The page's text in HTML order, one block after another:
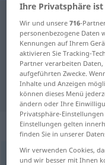
Deutsch-
Deutsch-
für
"Grundriss"
Grundrissm
Ihre Privatsphäre
Wir und unsere716-
personenbezogene Daten
Kennungen auf Ihrem
aktivieren Sie Tracking-
Partner verarbeiten
aufgeführten Zwecke.
Inhalte und Anzeigen
können dieses Menü
ändern oder Ihre
Privatsphäre-
Einstellungen gelten
finden Sie in unserer
Wir verwenden Cookies,
und wir besser mit Ihnen